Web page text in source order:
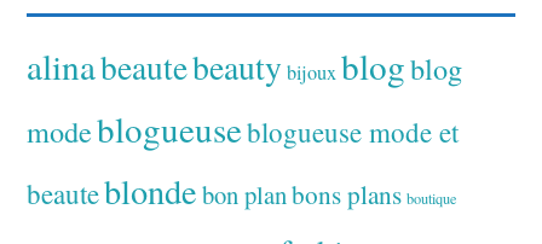
alinabeautebeauty bijoux blogblog
modeblogueuseblogueuse mode et
beauteblondebon planbons plans boutique